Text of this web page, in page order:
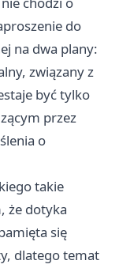
do
na dwa plany:
związany z
być tylko
przez
o
takie
że dotyka
się
dlatego temat